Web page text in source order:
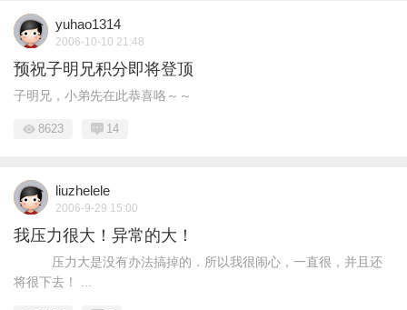
yuhao1314
2006-10-10 21:48
预祝子明兄积分即将登顶
子明兄，小弟先在此恭喜咯～～
8623 14
liuzhelele
2006-9-29 15:00
我压力很大！异常的大！
压力大是没有办法搞掉的．所以我很闹心，一直很，并且还
将很下去！ ...